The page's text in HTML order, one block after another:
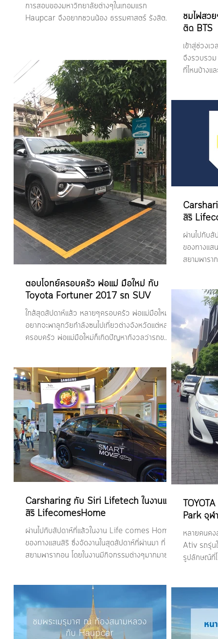
การสอบของมหาวิทยาลัยต่างๆในเทอมแรก
Haupcar จึงอยากชวนน้อง ธรรมศาสตร์ รังสิต
ชมไฟสว
ติด BTS
เข้าสู่ช่วงเวล
จึงรวบรวม
ที่ไหนบ้างแล
ตอบโจทย์ครอบครัว พ่อแม่ มือใหม่ กับ
Toyota Fortuner 2017 รถ SUV
ใกล้สุดสัปดาห์แล้ว หลายๆครอบครัว พ่อแม่มือใหม่
อยากจะพาลูกวัยกำลังซนไปเที่ยวต่างจังหวัดแต่หลาย
ครอบครัว พ่อแม่มือใหม่ก็เกิดปัญหากังวลว่ารถข...
สิริ
ผ่านไปกับ
ของทางแส
สยามพารา
Carsharing กับ Siri Lifetech ในงานแสน
สิริ LifecomesHome
ผ่านไปกับสัปดาห์ที่แล้วในงาน Life comes Home
ของทางแสนสิริ ซึ่่งจัดงานในสุดสัปดาห์ที่่ผ่านมา ที่
สยามพารากอน โดยในงานมีกิจกรรมต่างๆมากมาย...
Park จุฬ
หลายคนค
Ativ รถรุ่น
รูปลักษณ์ที่